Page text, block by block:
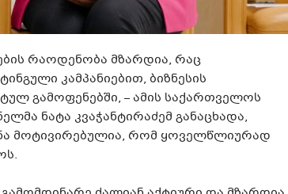
რაოდენობა მზარდია, რაც
კამპანიებით, ბიზნესის
გამოფენებში, – ამის საქართველოს
ნატა კვაჭანტირაძემ განაცხადა,
მოტივირებულია, რომ ყოველწლიურად